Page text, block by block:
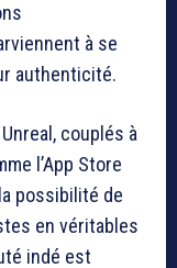
à se
authenticité.
couplés à
l’App Store
possibilité de
en véritables
indé est